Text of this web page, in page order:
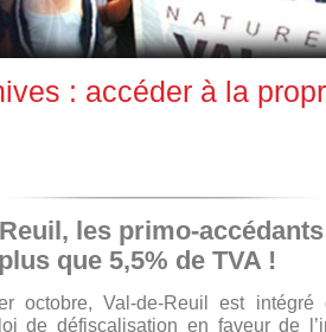
: accéder à la
les primo-
que 5,5% de TVA !
octobre, Val-de-Reuil est
de défiscalisation en faveur de